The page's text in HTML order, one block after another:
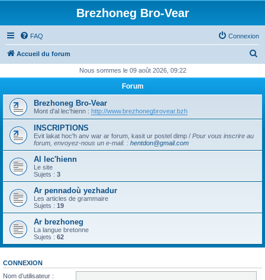
Brezhoneg Bro-Vear
FAQ Connexion
Accueil du forum
h
h
r
Nous sommes le 09 août 2026, 09:22
Forum
Brezhoneg Bro-Vear
Mont d'al lec'hienn : http://www.brezhonegbrovear.bzh
INSCRIPTIONS
Evit lakat hoc'h anv war ar forum, kasit ur postel dimp / Pour vous inscrire au
forum, envoyez-nous un e-mail. : hentdon@gmail.com
Al lec'hienn
Le site
Sujets : 3
Ar pennadoù yezhadur
Les articles de grammaire
Sujets : 19
Ar brezhoneg
La langue bretonne
Sujets : 62
CONNEXION
Nom d’utilisateur :